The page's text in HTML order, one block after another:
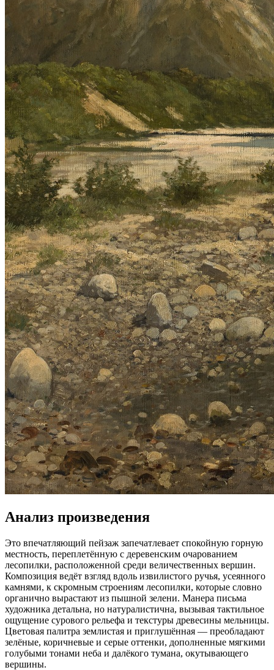
Анализ произведения
Это впечатляющий пейзаж запечатлевает спокойную горную
местность, переплетённую с деревенским очарованием
лесопилки, расположенной среди величественных вершин.
Композиция ведёт взгляд вдоль извилистого ручья, усеянного
камнями, к скромным строениям лесопилки, которые словно
органично вырастают из пышной зелени. Манера письма
художника детальна, но натуралистична, вызывая тактильное
ощущение сурового рельефа и текстуры древесины мельницы.
Цветовая палитра землистая и приглушённая — преобладают
зелёные, коричневые и серые оттенки, дополненные мягкими
голубыми тонами неба и далёкого тумана, окутывающего
вершины.